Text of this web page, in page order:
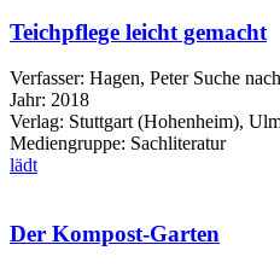
Teichpflege leicht gemacht
Verfasser: Hagen, Peter Suche
Jahr: 2018
Verlag: Stuttgart (Hohenheim),
Mediengruppe: Sachliteratur
lädt
Der Kompost-Garten